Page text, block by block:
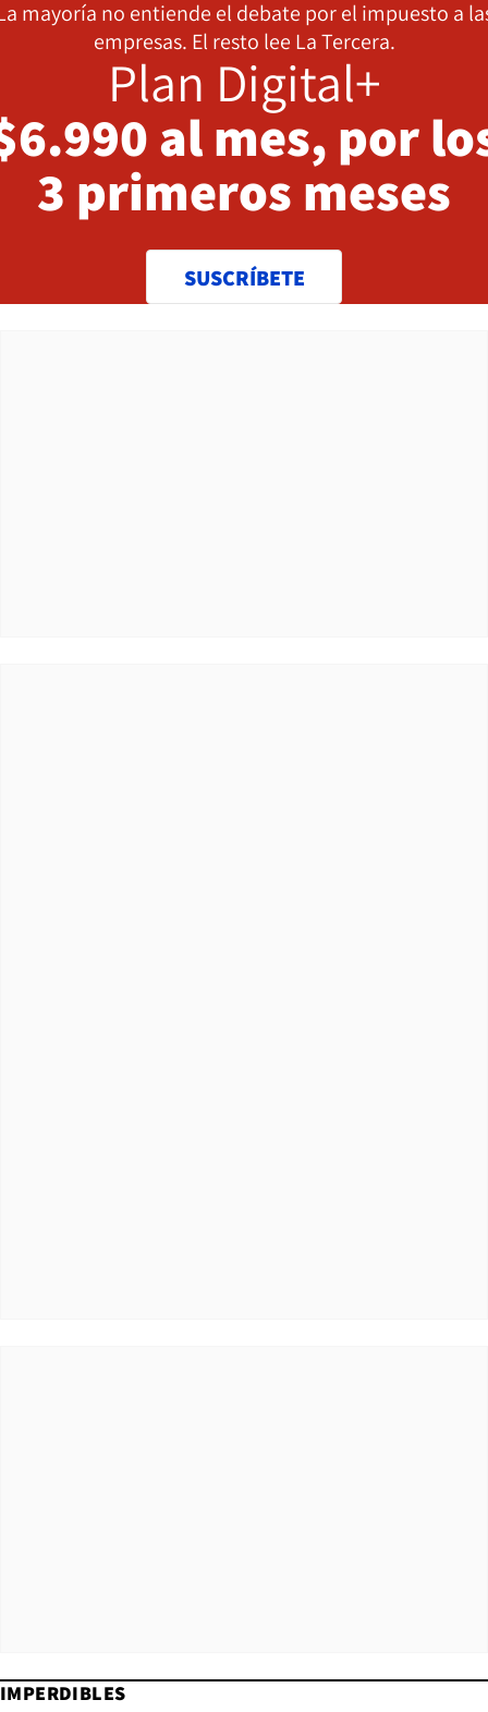
mayoría no entiende el debate por el impuesto a
empresas. El resto lee La Tercera.
Plan Digital+
al mes, por
3 primeros meses
SUSCRÍBETE
IMPERDIBLES